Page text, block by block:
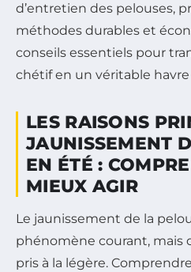
d’entretien des pelouses,
méthodes durables et
conseils essentiels pour
chétif en un véritable
LES RAISONS
JAUNISSEMENT
EN ÉTÉ :
MIEUX AGIR
Le jaunissement de la
phénomène courant, mais
pris à la légère.